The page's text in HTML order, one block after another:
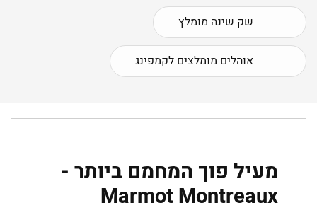
שק שינה מומלץ
אוהלים מומלצים לקמפינג
מעיל פוך המחמם ביותר -
Marmot Montreaux